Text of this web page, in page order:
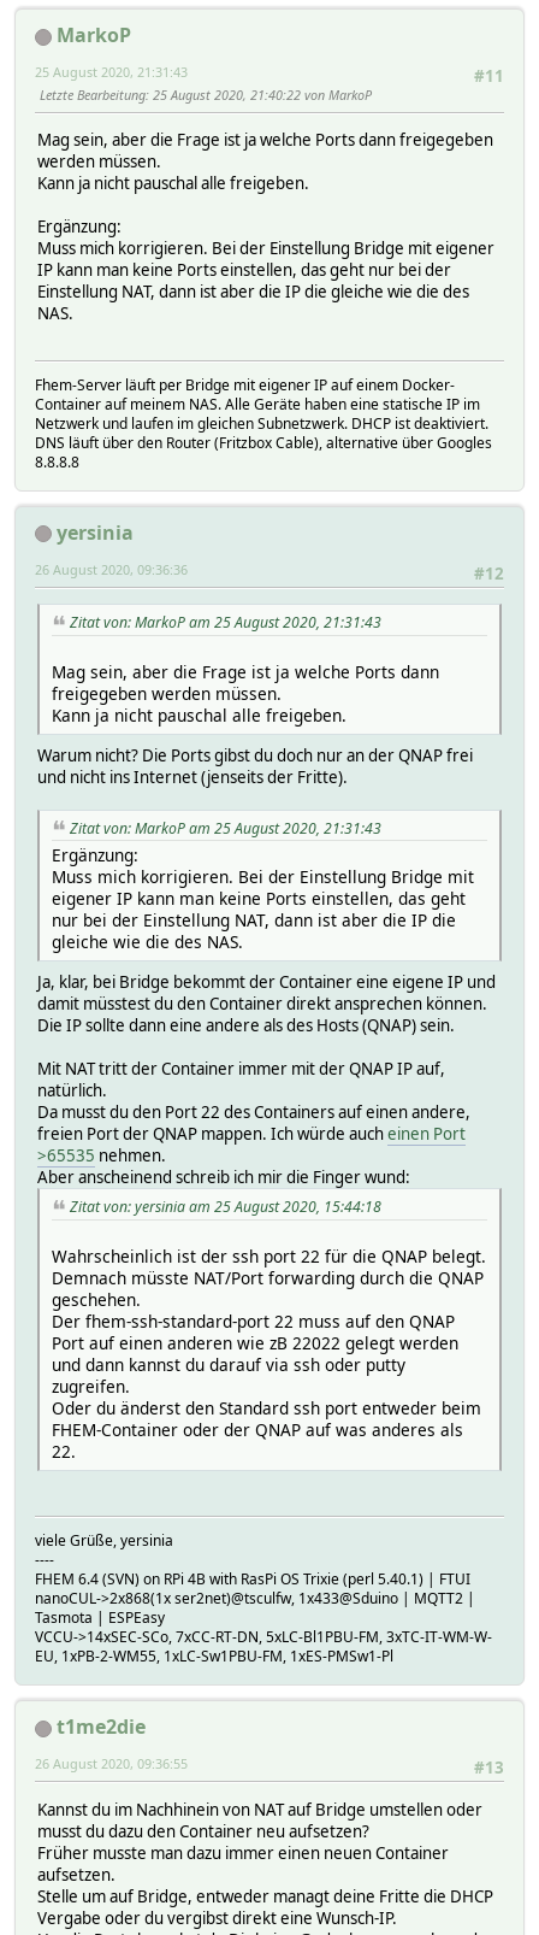
MarkoP
#11
25 August 2020, 21:31:43
Letzte Bearbeitung: 25 August 2020, 21:40:22 von MarkoP
Mag sein, aber die Frage ist ja welche Ports dann freigegeben
werden müssen.
Kann ja nicht pauschal alle freigeben.
Ergänzung:
Muss mich korrigieren. Bei der Einstellung Bridge mit eigener
IP kann man keine Ports einstellen, das geht nur bei der
Einstellung NAT, dann ist aber die IP die gleiche wie die des
NAS.
Fhem-Server läuft per Bridge mit eigener IP auf einem Docker-
Container auf meinem NAS. Alle Geräte haben eine statische IP im
Netzwerk und laufen im gleichen Subnetzwerk. DHCP ist deaktiviert.
DNS läuft über den Router (Fritzbox Cable), alternative über Googles
8.8.8.8
yersinia
#12
26 August 2020, 09:36:36
Zitat von: MarkoP am 25 August 2020, 21:31:43
Mag sein, aber die Frage ist ja welche Ports dann
freigegeben werden müssen.
Kann ja nicht pauschal alle freigeben.
Warum nicht? Die Ports gibst du doch nur an der QNAP frei
und nicht ins Internet (jenseits der Fritte).
Zitat von: MarkoP am 25 August 2020, 21:31:43
Ergänzung:
Muss mich korrigieren. Bei der Einstellung Bridge mit
eigener IP kann man keine Ports einstellen, das geht
nur bei der Einstellung NAT, dann ist aber die IP die
gleiche wie die des NAS.
Ja, klar, bei Bridge bekommt der Container eine eigene IP und
damit müsstest du den Container direkt ansprechen können.
Die IP sollte dann eine andere als des Hosts (QNAP) sein.
Mit NAT tritt der Container immer mit der QNAP IP auf,
natürlich.
Da musst du den Port 22 des Containers auf einen andere,
freien Port der QNAP mappen. Ich würde aucheinen Port
>65535 nehmen.
Aber anscheinend schreib ich mir die Finger wund:
Zitat von: yersinia am 25 August 2020, 15:44:18
Wahrscheinlich ist der ssh port 22 für die QNAP belegt.
Demnach müsste NAT/Port forwarding durch die QNAP
geschehen.
Der fhem-ssh-standard-port 22 muss auf den QNAP
Port auf einen anderen wie zB 22022 gelegt werden
und dann kannst du darauf via ssh oder putty
zugreifen.
Oder du änderst den Standard ssh port entweder beim
FHEM-Container oder der QNAP auf was anderes als
22.
viele Grüße, yersinia
----
FHEM 6.4 (SVN) on RPi 4B with RasPi OS Trixie (perl 5.40.1) | FTUI
nanoCUL->2x868(1x ser2net)@tsculfw, 1x433@Sduino | MQTT2 |
Tasmota | ESPEasy
VCCU->14xSEC-SCo, 7xCC-RT-DN, 5xLC-Bl1PBU-FM, 3xTC-IT-WM-W-
EU, 1xPB-2-WM55, 1xLC-Sw1PBU-FM, 1xES-PMSw1-Pl
t1me2die
#13
26 August 2020, 09:36:55
Kannst du im Nachhinein von NAT auf Bridge umstellen oder
musst du dazu den Container neu aufsetzen?
Früher musste man dazu immer einen neuen Container
aufsetzen.
Stelle um auf Bridge, entweder managt deine Fritte die DHCP
Vergabe oder du vergibst direkt eine Wunsch-IP.